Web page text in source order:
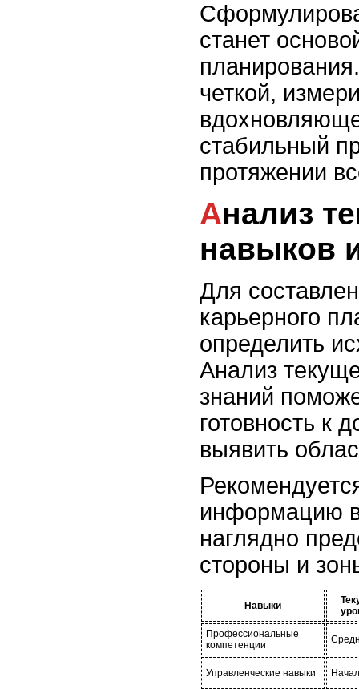
станет
четкой,
стабильный
протяжении
Анализ текущего уровня
навыков
Для
карьерного
определить
Анализ
знаний
готовность к
выявить
информацию
наглядно
стороны и
Навыки
Профессиональные
компетенции
Управленческие навыки